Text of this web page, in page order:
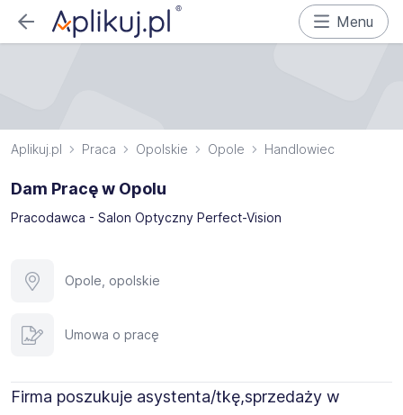
Menu
Aplikuj.pl Praca Opolskie Opole Handlowiec
Dam Pracę w Opolu
Pracodawca - Salon Optyczny Perfect-Vision
Opole, opolskie
Umowa o pracę
Firma poszukuje asystenta/tkę,sprzedaży w